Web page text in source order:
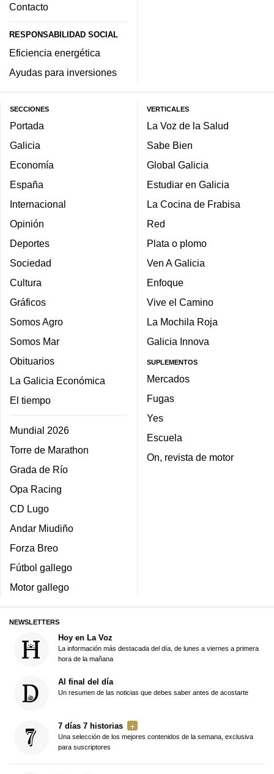
Contacto
RESPONSABILIDAD SOCIAL
Eficiencia energética
Ayudas para inversiones
SECCIONES
Portada
Galicia
Economía
España
Internacional
Opinión
Deportes
Sociedad
Cultura
Gráficos
Somos Agro
Somos Mar
Obituarios
La Galicia Económica
El tiempo
Mundial 2026
Torre de Marathon
Grada de Río
Opa Racing
CD Lugo
Andar Miudiño
Forza Breo
Fútbol gallego
Motor gallego
VERTICALES
La Voz de la Salud
Sabe Bien
Global Galicia
Estudiar en Galicia
La Cocina de Frabisa
Red
Plata o plomo
Ven A Galicia
Enfoque
Vive el Camino
La Mochila Roja
Galicia Innova
SUPLEMENTOS
Mercados
Fugas
Yes
Escuela
On, revista de motor
NEWSLETTERS
Hoy en La Voz
La información más destacada del día, de lunes a viernes a primera
hora de la mañana
Al final del día
Un resumen de las noticias que debes saber antes de acostarte
7 días 7 historias
Una selección de los mejores contenidos de la semana, exclusiva
para suscriptores